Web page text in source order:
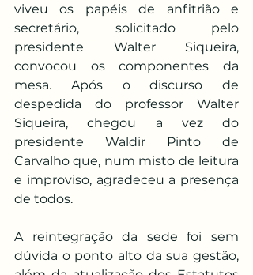
viveu os papéis de anfitrião e
secretário, solicitado pelo
presidente Walter Siqueira,
convocou os componentes da
mesa. Após o discurso de
despedida do professor Walter
Siqueira, chegou a vez do
presidente Waldir Pinto de
Carvalho que, num misto de leitura
e improviso, agradeceu a presença
de todos.
A reintegração da sede foi sem
dúvida o ponto alto da sua gestão,